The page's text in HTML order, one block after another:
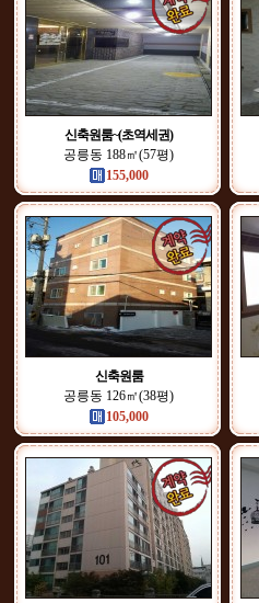
신축원룸~(초역세권)
공릉동 188㎡(57평)
155,000
신축원룸
공릉동 126㎡(38평)
105,000